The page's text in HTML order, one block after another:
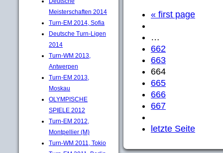
Meisterschaften 2014
Turn-EM 2014, Sofia
Deutsche Turn-Ligen
2014
Turn-WM 2013,
Antwerpen
Turn-EM 2013,
Moskau
OLYMPISCHE
SPIELE 2012
Turn-EM 2012,
Montpellier (M)
Turn-WM 2011, Tokio
« first page
…
662
663
664
665
666
667
letzte Seite